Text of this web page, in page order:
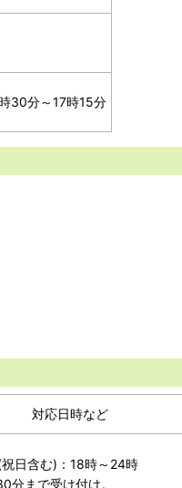
30分～17時15分
対応日時など
祝日含む)：18時～24時
分まで受け付け。